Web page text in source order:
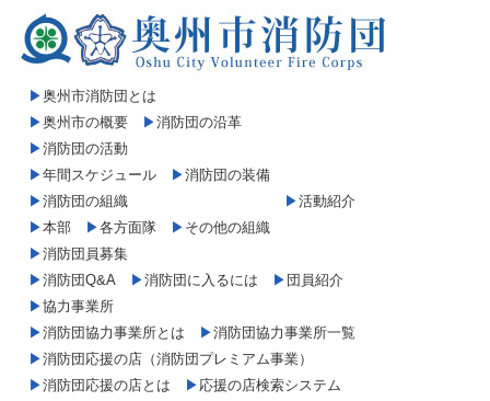
▶奥州市消防団とは
▶奥州市の概要 ▶消防団の沿革
▶消防団の活動
▶年間スケジュール ▶消防団の装備
▶消防団の組織
▶本部 ▶各方面隊 ▶ その他の組織
▶活動紹介
▶消防団員募集
▶消防団Q&A ▶消防団に入るには ▶ 団員紹介
▶協力事業所
▶消防団協力事業所とは ▶消防団協力事業所一覧
▶消防団応援の店（消防団プレミアム事業）
▶消防団応援の店とは ▶ 応援の店検索システム